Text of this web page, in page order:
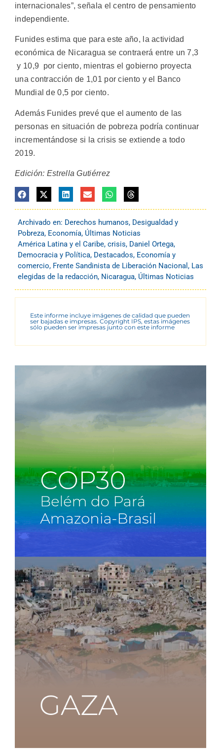
internacionales”, señala el centro de pensamiento
independiente.
Funides estima que para este año, la actividad
económica de Nicaragua se contraerá entre un 7,3
y 10,9 por ciento, mientras el gobierno proyecta
una contracción de 1,01 por ciento y el Banco
Mundial de 0,5 por ciento.
Además Funides prevé que el aumento de las
personas en situación de pobreza podría continuar
incrementándose si la crisis se extiende a todo
2019.
Edición: Estrella Gutiérrez
Archivado en: Derechos humanos, Desigualdad y
Pobreza, Economía, Últimas Noticias
América Latina y el Caribe, crisis, Daniel Ortega,
Democracia y Política, Destacados, Economía y
comercio, Frente Sandinista de Liberación Nacional , Las
elegidas de la redacción, Nicaragua, Últimas Noticias
Este informe incluye imágenes de calidad que pueden
ser bajadas e impresas. Copyright IPS, estas imágenes
sólo pueden ser impresas junto con este informe